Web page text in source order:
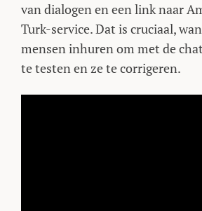
van dialogen en een link naar
Turk-service. Dat is cruciaal,
mensen inhuren om met de
te testen en ze te corrigeren.